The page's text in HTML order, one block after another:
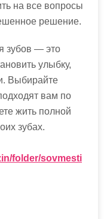
на все вопросы
решение.
зубов — это
улыбку,
Выбирайте
вам по
жить полной
зубах.
folder/sovmesti